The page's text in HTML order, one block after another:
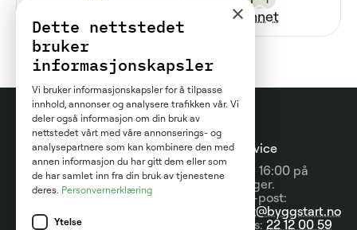
Annet
Prosjektguider
Prisguider
Artikler
Nyheter
For
entreprenører
Om tjenesten
Kundeservice
09:00 - 16:00 på
hverdager.
Send e-post:
kontakt@byggstart.no
Ring oss: 22 12 00 59
×
Dette nettstedet
bruker
informasjonskapsler
Vi bruker informasjonskapsler for å tilpasse
innhold, annonser og analysere trafikken vår. Vi
deler også informasjon om din bruk av
nettstedet vårt med våre annonserings- og
analysepartnere som kan kombinere den med
annen informasjon du har gitt dem eller som
de har samlet inn fra din bruk av tjenestene
deres. Personvernerklæring
Ytelse